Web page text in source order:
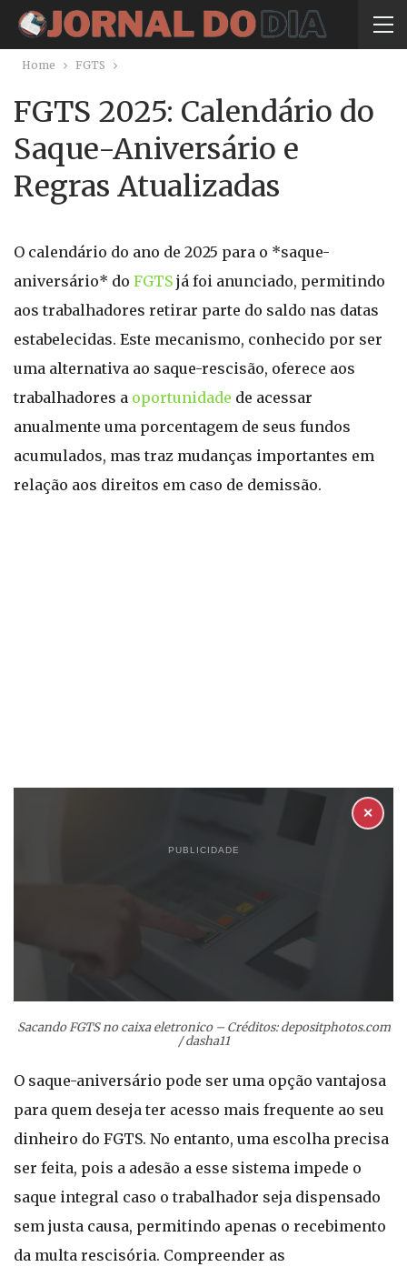
Home FGTS
FGTS 2025: Calendário do
Saque-Aniversário e
Regras Atualizadas
O calendário do ano de 2025 para o *saque-
aniversário* do FGTS já foi anunciado, permitindo
aos trabalhadores retirar parte do saldo nas datas
estabelecidas. Este mecanismo, conhecido por ser
uma alternativa ao saque-rescisão, oferece aos
trabalhadores a oportunidade de acessar
anualmente uma porcentagem de seus fundos
acumulados, mas traz mudanças importantes em
relação aos direitos em caso de demissão.
PUBLICIDADE
✕
Sacando FGTS no caixa eletronico – Créditos: depositphotos.com
/ dasha11
O saque-aniversário pode ser uma opção vantajosa
para quem deseja ter acesso mais frequente ao seu
dinheiro do FGTS. No entanto, uma escolha precisa
ser feita, pois a adesão a esse sistema impede o
saque integral caso o trabalhador seja dispensado
sem justa causa, permitindo apenas o recebimento
da multa rescisória. Compreender as